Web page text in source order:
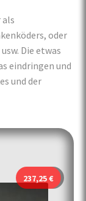
oder
Die etwas
eindringen und
und der
237,25€